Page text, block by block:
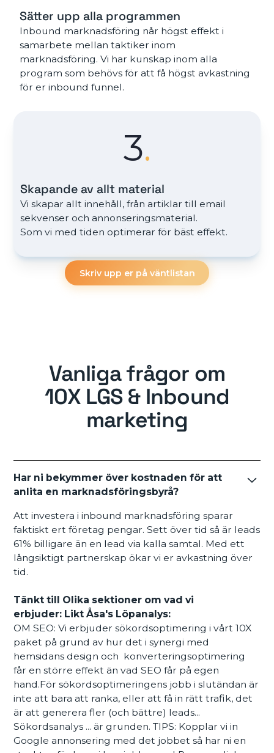
Sätter upp alla programmen
Inbound marknadsföring når högst effekt i
samarbete mellan taktiker inom
marknadsföring. Vi har kunskap inom alla
program som behövs för att få högst avkastning
för er inbound funnel.
3.
Skapande av allt material
Vi skapar allt innehåll, från artiklar till email
sekvenser och annonseringsmaterial.
Som vi med tiden optimerar för bäst effekt.
Skriv upp er på väntlistan
Vanliga frågor om
10X LGS & Inbound
marketing
Har ni bekymmer över kostnaden för att
anlita en marknadsföringsbyrå?
Att investera i inbound marknadsföring sparar
faktiskt ert företag pengar. Sett över tid så är leads
61% billigare än en lead via kalla samtal. Med ett
långsiktigt partnerskap ökar vi er avkastning över
tid.
Tänkt till Olika sektioner om vad vi
erbjuder: Likt Åsa's Löpanalys:
OM SEO: Vi erbjuder sökordsoptimering i vårt 10X
paket på grund av hur det i synergi med
hemsidans design och konverteringsoptimering
får en större effekt än vad SEO får på egen
hand.För sökordsoptimeringens jobb i slutändan är
inte att bara att ranka, eller att få in rätt trafik, det
är att generera fler (och bättre) leads...
Sökordsanalys ... är grunden. TIPS: Kopplar vi in
Google annonsering med det jobbet så har ni en